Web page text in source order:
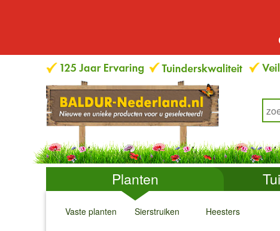
Planten
Vaste planten Sierstruiken Heesters